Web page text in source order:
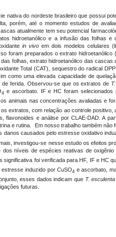
nativa do nordeste brasileiro que possui
porém, até o momento estudos de
atualmente tem seu potencial
hidroetanólico e a infusão das folhas e
in vivo em dois modelos celulares
foram preparados o extrato
folhas, extrato hidroetanólico das
Total (CAT), sequestro do radical
como uma elevada capacidade de
de ferida. Observou-se que os extratos de
4 e ascorbato. IF e HC foram
animais nas concentrações avaliadas e
extratos, com relação ao controle
flavonoides e análise por CLAE-DAD. A
e rutina. Em nosso trabalho também
causados pelo estresse oxidativo
investigou-se nesse estudo os efeitos
níveis de espécies reativas de
significativa foi verificada para HF, IF e HC
induzido por CuSO4 e ascorbato,
esses dados indicam que T. esculenta
futuras.